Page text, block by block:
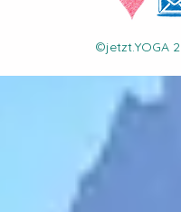
©jetzt.YOGA